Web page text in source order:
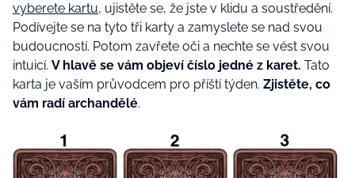
vyberete kartu, ujistěte se, že jste v klidu a soustředění.
Podívejte se na tyto tři karty a zamyslete se nad svou
budoucností. Potom zavřete oči a nechte se vést svou
intuicí. V hlavě se vám objeví číslo jedné z karet. Tato
karta je vaším průvodcem pro příští týden. Zjistěte, co
vám radí archandělé.